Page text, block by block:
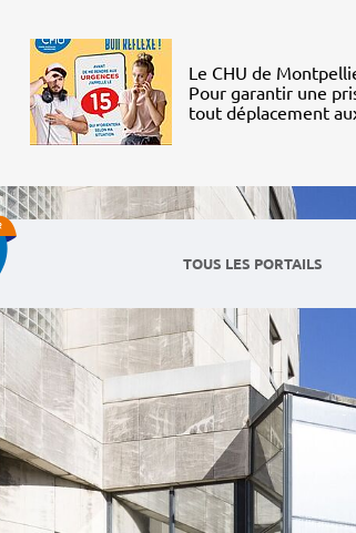
Le CHU de
Pour garantir une
tout déplacement
TOUS LES PORTAILS